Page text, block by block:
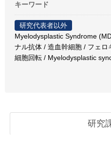
キーワード
研究代表者以外
Myelodysplastic Syndrome
ナル抗体 / 造血幹細胞 / フェ
細胞回転 / Myelodysplastic
研究